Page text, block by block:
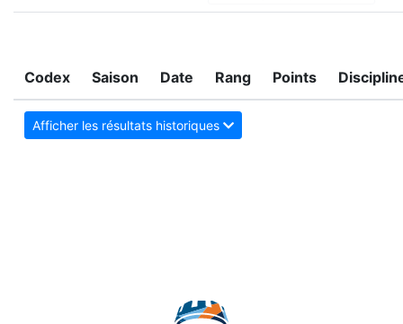
Codex Saison Date Rang Points
Afficher les résultats historiques